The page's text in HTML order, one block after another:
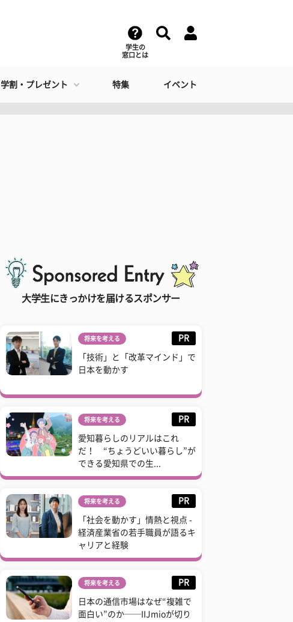
学生の
窓口とは
学割・プレゼント 特集 イベント
大学生にきっかけを届けるスポンサー
将来を考える PR
「技術」と「改革マインド」で
日本を動かす
将来を考える PR
愛知暮らしのリアルはこれ
だ！ “ちょうどいい暮らし”が
できる愛知県での生...
将来を考える PR
「社会を動かす」情熱と視点 -
経済産業省の若手職員が語るキ
ャリアと経験
将来を考える PR
日本の通信市場はなぜ“複雑で
面白い”のか──IIJmioが切り